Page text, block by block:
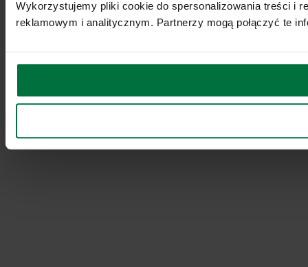
Wykorzystujemy pliki cookie do spersonalizowania treści i
reklamowym i analitycznym. Partnerzy mogą połączyć te